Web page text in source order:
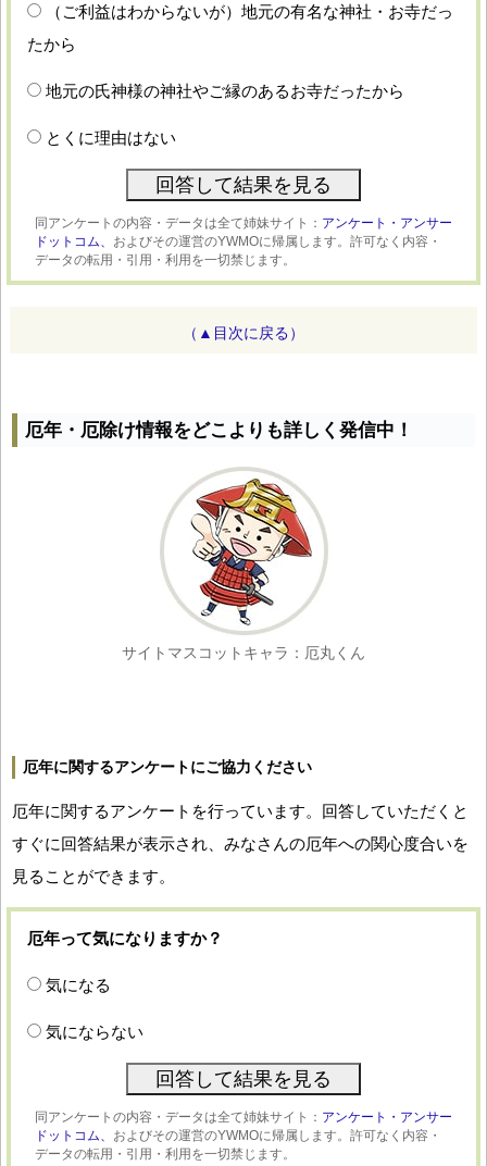
（ご利益はわからないが）地元の有名な神社・お寺だっ
たから
地元の氏神様の神社やご縁のあるお寺だったから
とくに理由はない
同アンケートの内容・データは全て姉妹サイト： アンケート・アンサー
ドットコム、 およびその運営のYWMOに帰属します。許可なく内容・
データの転用・引用・利用を一切禁じます。
（▲目次に戻る）
厄年・厄除け情報をどこよりも詳しく発信中！
サイトマスコットキャラ：厄丸くん
厄年に関するアンケートにご協力ください
厄年に関するアンケートを行っています。回答していただくと
すぐに回答結果が表示され、みなさんの厄年への関心度合いを
見ることができます。
厄年って気になりますか？
気になる
気にならない
同アンケートの内容・データは全て姉妹サイト： アンケート・アンサー
ドットコム、 およびその運営のYWMOに帰属します。許可なく内容・
データの転用・引用・利用を一切禁じます。